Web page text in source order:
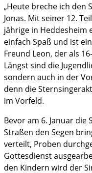
„Heute breche ich den
Jonas. Mit seiner 12.
jährige in Heddesheim
einfach Spaß und ist
Freund Leon, der als
Längst sind die
sondern auch in der
denn die
im Vorfeld.
Bevor am 6. Januar
Straßen den Segen
verteilt, Proben
Gottesdienst
den Kindern wird der